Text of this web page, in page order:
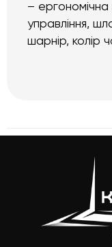
–
управління,
шарнір, колір